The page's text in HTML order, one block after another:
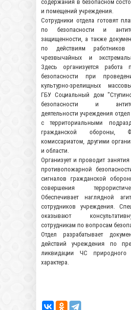
содержания в безопасном
и помещений учреждения.
Сотрудники отдела готовят
по безопасности и
защищенности, а также
по действиям
чрезвычайных и
Здесь организуется работа
безопасности при
культурно-зрелищных
ГБУ Социальный дом
безопасности и
деятельности учреждения
с территориальными
гражданской обороны,
комиссариатом, другими
и области.
Организует и проводит
противопожарной
сигналов гражданской
совершения
Обеспечивает наглядной
сотрудников учреждения.
оказывают
сотрудникам по вопросам
Отдел разрабатывает
действий учреждения по
ликвидации ЧС природного
характера.